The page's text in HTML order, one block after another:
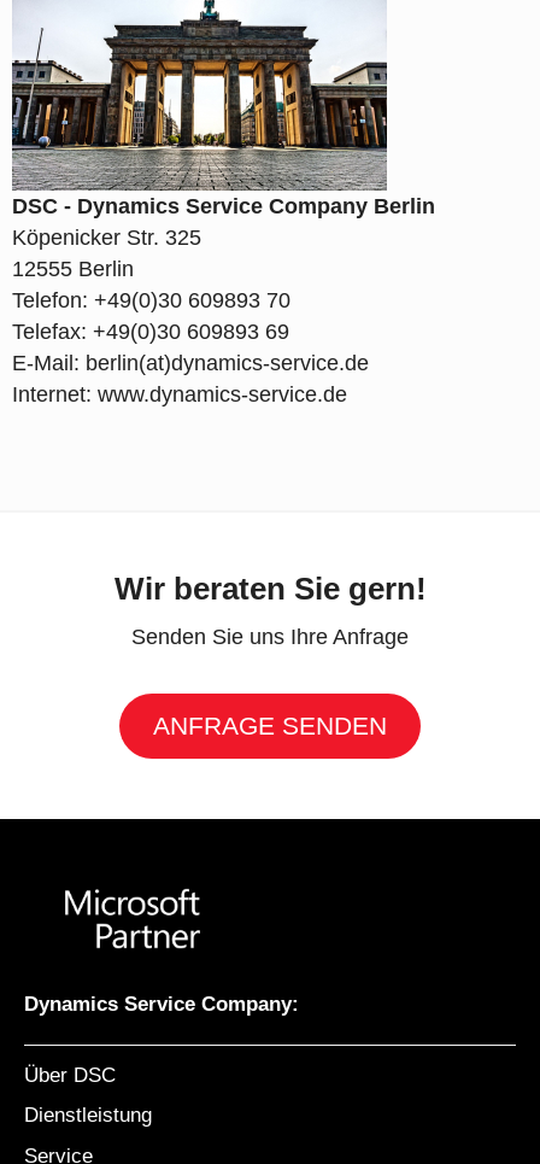
DSC - Dynamics Service Company Berlin
Köpenicker Str. 325
12555 Berlin
Telefon: +49(0)30 609893 70
Telefax: +49(0)30 609893 69
E-Mail: berlin(at)dynamics-service.de
Internet: www.dynamics-service.de
Wir beraten Sie gern!
Senden Sie uns Ihre Anfrage
ANFRAGE SENDEN
Dynamics Service Company:
Über DSC
Dienstleistung
Service